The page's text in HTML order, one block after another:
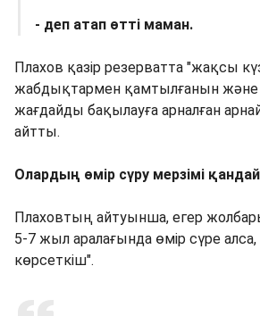
- деп атап өтті маман.
Плахов қазір резерватта "жақсы
жабдықтармен қамтылғанын
жағдайды бақылауға арналған
айтты.
Олардың өмір сүру мерзімі
Плаховтың айтуынша, егер
5-7 жыл аралағында өмір сүре
көрсеткіш".